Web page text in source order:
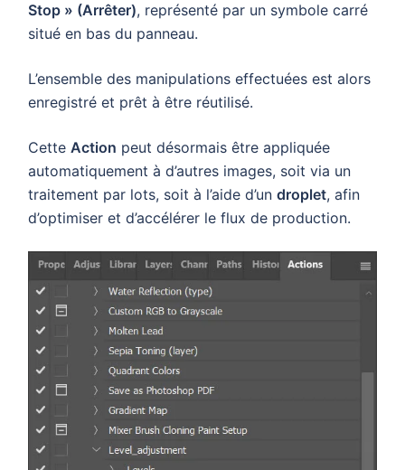
Stop » (Arrêter), représenté par un symbole carré
situé en bas du panneau.
L’ensemble des manipulations effectuées est alors
enregistré et prêt à être réutilisé.
Cette Action peut désormais être appliquée
automatiquement à d’autres images, soit via un
traitement par lots, soit à l’aide d’un droplet, afin
d’optimiser et d’accélérer le flux de production.